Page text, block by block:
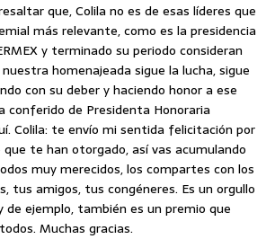
que, Colila no es de esas líderes que
más relevante, como es la presidencia
y terminado su periodo consideran
homenajeada sigue la lucha, sigue
con su deber y haciendo honor a ese
conferido de Presidenta Honoraria
Colila: te envío mi sentida felicitación por
te han otorgado, así vas acumulando
muy merecidos, los compartes con los
tus amigos, tus congéneres. Es un orgullo
ejemplo, también es un premio que
Muchas gracias.